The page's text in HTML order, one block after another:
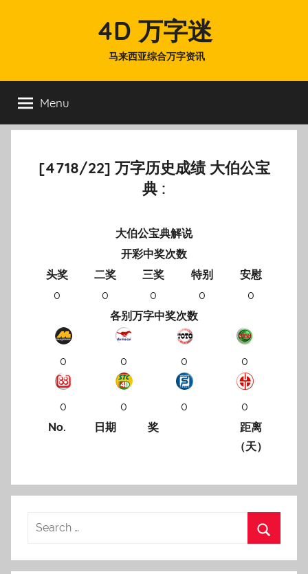
4D 万字迷
马来西亚综合万字资讯
Menu
[4718/22] 万字历史成绩 大伯公宝
典 :
大伯公宝典解说
开彩中奖次数
头奖
二奖 三奖 特别
安慰
0
0 0 0
0
各别万字中奖次数
0 0 0 0
0 0 0
0
No.
日期 奖
距离
（天）